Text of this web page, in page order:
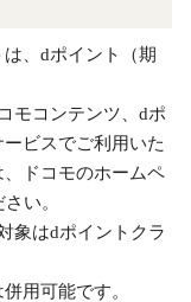
、dポイント（期
モコンテンツ、dポ
ビスでご利用いた
ドコモのホームペ
い。
象はdポイントクラ
用可能です。